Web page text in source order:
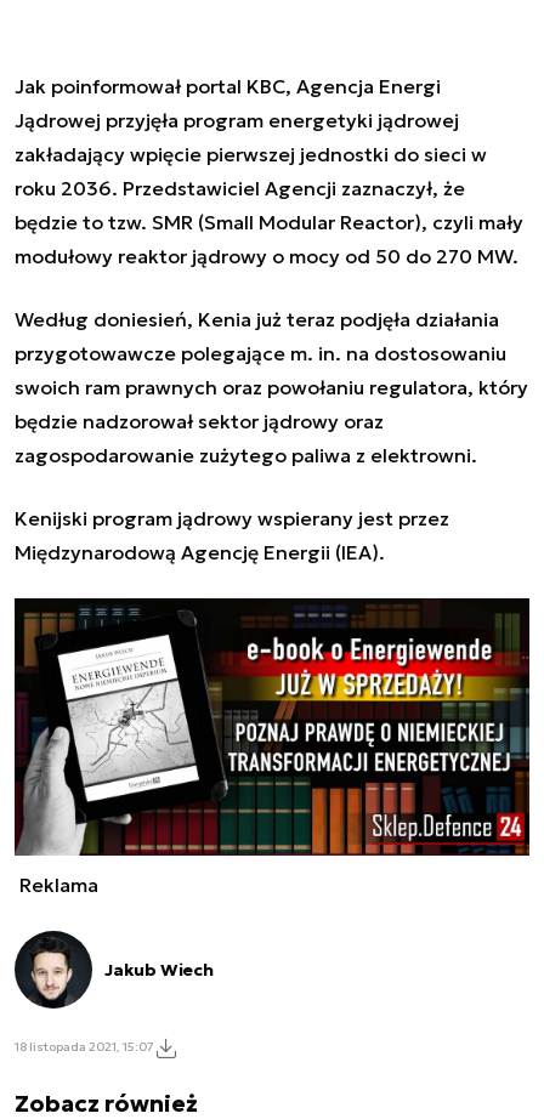
Jak poinformował portal KBC, Agencja Energi
Jądrowej przyjęła program energetyki jądrowej
zakładający wpięcie pierwszej jednostki do sieci w
roku 2036. Przedstawiciel Agencji zaznaczył, że
będzie to tzw. SMR (Small Modular Reactor), czyli mały
modułowy reaktor jądrowy o mocy od 50 do 270 MW.
Według doniesień, Kenia już teraz podjęła działania
przygotowawcze polegające m. in. na dostosowaniu
swoich ram prawnych oraz powołaniu regulatora, który
będzie nadzorował sektor jądrowy oraz
zagospodarowanie zużytego paliwa z elektrowni.
Kenijski program jądrowy wspierany jest przez
Międzynarodową Agencję Energii (IEA).
Reklama
Jakub Wiech
18 listopada 2021, 15:07
Zobacz również